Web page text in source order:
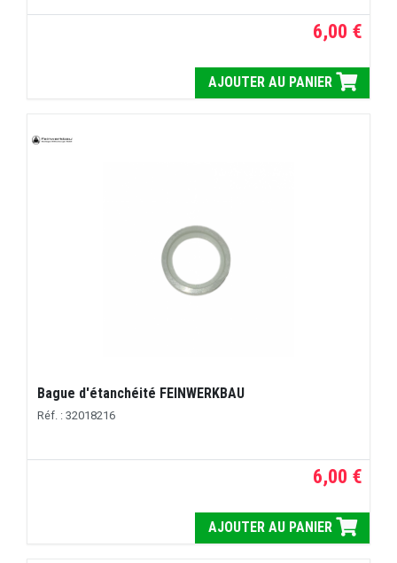
6,00 €
AJOUTER AU PANIER
Bague d'étanchéité FEINWERKBAU
Réf. : 32018216
6,00 €
AJOUTER AU PANIER